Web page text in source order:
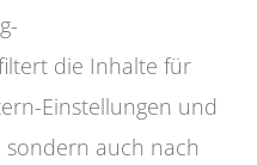
die Inhalte für
Einstellungen und
sondern auch nach